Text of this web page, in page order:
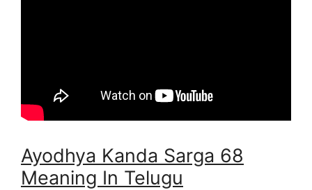
Ayodhya Kanda Sarga 68
Meaning In Telugu